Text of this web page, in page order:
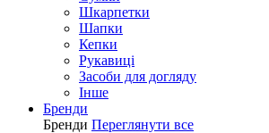
Шкарпетки
Шапки
Кепки
Рукавиці
Засоби для догляду
Інше
Бренди
Бренди Переглянути все